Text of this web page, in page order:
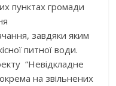
пунктах громади
завдяки яким
питної води.
“Невідкладне
на звільнених